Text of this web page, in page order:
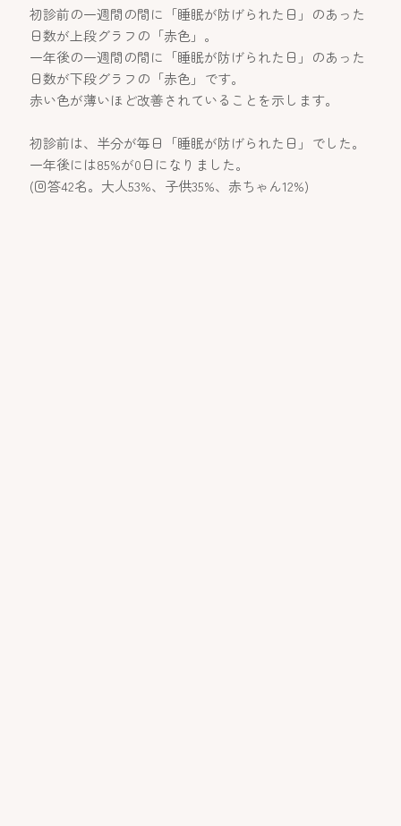
初診前の一週間の間に「睡眠が防げられた日」のあった
日数が上段グラフの「赤色」。
一年後の一週間の間に「睡眠が防げられた日」のあった
日数が下段グラフの「赤色」です。
赤い色が薄いほど改善されていることを示します。
初診前は、半分が毎日「睡眠が防げられた日」でした。
一年後には85%が0日になりました。
​(回答42名。大人53%、子供35%、赤ちゃん12%)